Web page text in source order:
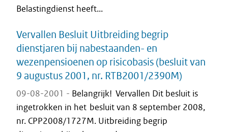
Belastingdienst heeft...
Vervallen Besluit Uitbreiding begrip
dienstjaren bij nabestaanden- en
wezenpensioenen op risicobasis (besluit van
9 augustus 2001, nr. RTB2001/2390M)
09-08-2001 - Belangrijk! Vervallen Dit besluit is
ingetrokken in het besluit van 8 september 2008,
nr. CPP2008/1727M. Uitbreiding begrip